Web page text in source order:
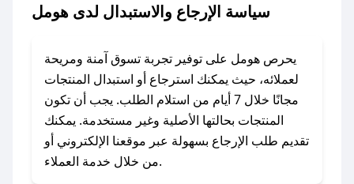
أسرع وقت ممكن.
### كيف تحصل على كوبونات خصم حصرية من
هومل؟
للحصول على كوبونات وخصومات حصرية، قم بما
يلي:
- اضغط على أيقونة متابعة لمتجر هومل في تطبيق
صحصح.
سياسة الإرجاع والاستبدال لدى هومل
يحرص هومل على توفير تجربة تسوق آمنة ومريحة
لعملائه، حيث يمكنك استرجاع أو استبدال المنتجات
مجانًا خلال 7 أيام من استلام الطلب. يجب أن تكون
المنتجات بحالتها الأصلية وغير مستخدمة. يمكنك
تقديم طلب الإرجاع بسهولة عبر موقعنا الإلكتروني أو
من خلال خدمة العملاء.